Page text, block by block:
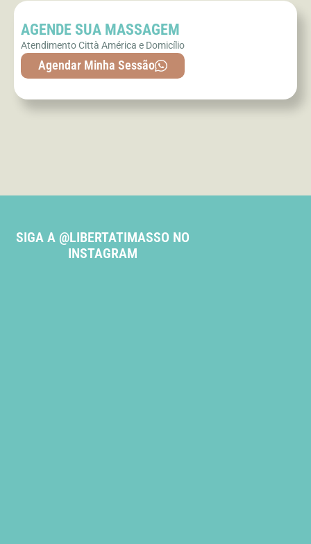
AGENDE SUA MASSAGEM
Atendimento Città América e Domicílio
Agendar Minha Sessão
SIGA A @LIBERTATIMASSO NO
INSTAGRAM